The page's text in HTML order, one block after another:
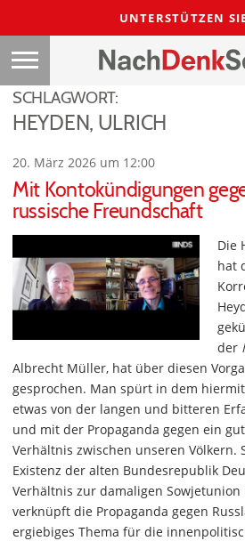
UNTERSTÜTZEN
SCHLAGWORT:
HEYDEN, ULRICH
20. März 2026 um 12:00
Mit Kontokündigungen
russische Freundschaft
Die
hat
der
Albrecht Müller, hat über diesen
gesprochen. Man spürt in dem
etwas von der langen und bitteren
und mit der Propaganda gegen ein
Verhältnis zwischen unseren Völkern.
Existenz der alten Bundesrepublik
Verhältnis zur damaligen
verknüpft die Propaganda gegen
ergiebiges Thema für die